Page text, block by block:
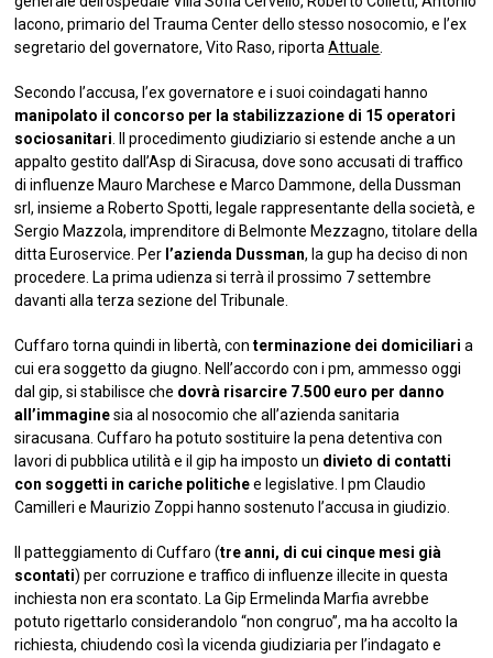
Iacono, primario del Trauma Center dello stesso nosocomio, e l’ex
segretario del governatore, Vito Raso, riportaAttuale.
Secondo l’accusa, l’ex governatore e i suoi coindagati hanno
manipolato il concorso per la stabilizzazione di 15 operatori
sociosanitari. Il procedimento giudiziario si estende anche a un
appalto gestito dall’Asp di Siracusa, dove sono accusati di traffico
di influenze Mauro Marchese e Marco Dammone, della Dussman
srl, insieme a Roberto Spotti, legale rappresentante della società, e
Sergio Mazzola, imprenditore di Belmonte Mezzagno, titolare della
ditta Euroservice. Per l’azienda Dussman, la gup ha deciso di non
procedere. La prima udienza si terrà il prossimo 7 settembre
davanti alla terza sezione del Tribunale.
Cuffaro torna quindi in libertà, conterminazione dei domiciliari a
cui era soggetto da giugno. Nell’accordo con i pm, ammesso oggi
dal gip, si stabilisce che dovrà risarcire 7.500 euro per danno
all’immaginesia al nosocomio che all’azienda sanitaria
siracusana. Cuffaro ha potuto sostituire la pena detentiva con
lavori di pubblica utilità e il gip ha imposto un divieto di contatti
con soggetti in cariche politichee legislative. I pm Claudio
Camilleri e Maurizio Zoppi hanno sostenuto l’accusa in giudizio.
Il patteggiamento di Cuffaro (tre anni, di cui cinque mesi già
scontati) per corruzione e traffico di influenze illecite in questa
inchiesta non era scontato. La Gip Ermelinda Marfia avrebbe
potuto rigettarlo considerandolo “non congruo”, ma ha accolto la
richiesta, chiudendo così la vicenda giudiziaria per l’indagato e